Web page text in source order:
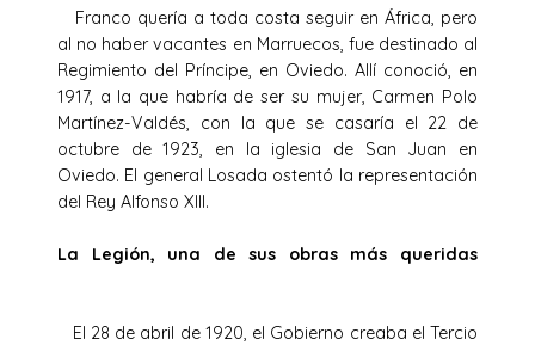
Franco quería a toda costa seguir en África, pero
al no haber vacantes en Marruecos, fue destinado al
Regimiento del Príncipe, en Oviedo. Allí conoció, en
1917, a la que habría de ser su mujer, Carmen Polo
Martínez-Valdés, con la que se casaría el 22 de
octubre de 1923, en la iglesia de San Juan en
Oviedo. El general Losada ostentó la representación
del Rey Alfonso XIII.
La Legión, una de sus obras más queridas
El 28 de abril de 1920, el Gobierno creaba el Tercio